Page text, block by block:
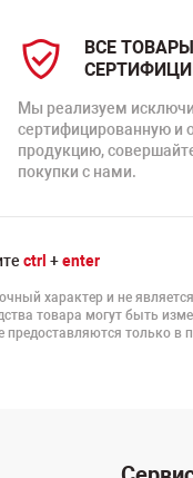
ВСЕ ТОВАРЫ
Мы реализуем
сертифицированную и
продукцию,
покупки с нами.
ctrl +enter
характер и не
товара могут быть
только в